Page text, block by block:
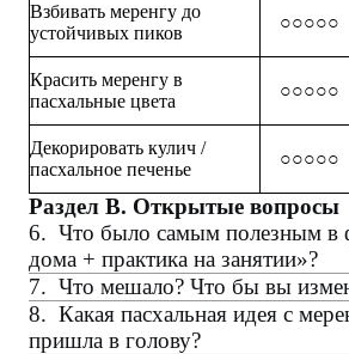
Взбивать меренгу до
устойчивых пиков
○○○○○
Красить меренгу в
пасхальные цвета
○○○○○
Декорировать кулич /
пасхальное печенье
○○○○○
Раздел В. Открытые вопросы
6. Что было самым полезным в
дома + практика на занятии»?
7. Что мешало? Что бы вы
8. Какая пасхальная идея с
пришла в голову?